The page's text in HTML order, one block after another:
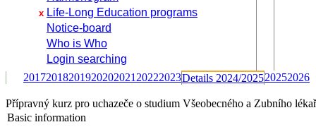
x Life-Long Education programs
Notice-board
Who is Who
Login searching
20172018201920202021 20222023Details 2024/202520252026
Přípravný kurz pro uchazeče o studium Všeobecného a Zubního
Basic information